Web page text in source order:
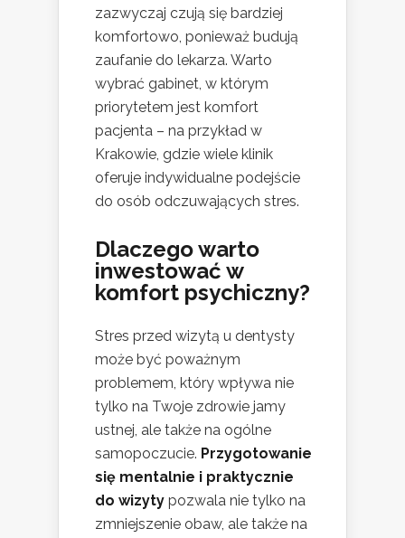
zazwyczaj czują się bardziej
komfortowo, ponieważ budują
zaufanie do lekarza. Warto
wybrać gabinet, w którym
priorytetem jest komfort
pacjenta – na przykład w
Krakowie, gdzie wiele klinik
oferuje indywidualne podejście
do osób odczuwających stres.
Dlaczego warto
inwestować w
komfort psychiczny?
Stres przed wizytą u dentysty
może być poważnym
problemem, który wpływa nie
tylko na Twoje zdrowie jamy
ustnej, ale także na ogólne
samopoczucie. Przygotowanie
się mentalnie i praktycznie
do wizyty pozwala nie tylko na
zmniejszenie obaw, ale także na